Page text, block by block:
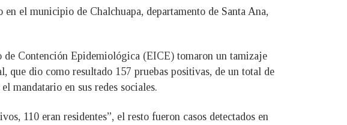
el municipio de Chalchuapa, departamento de Santa Ana,
de Contención Epidemiológica (EICE) tomaron un tamizaje
que dio como resultado 157 pruebas positivas, de un total de
mandatario en sus redes sociales.
110 eran residentes”, el resto fueron casos detectados en